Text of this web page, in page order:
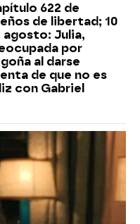
622 de
de libertad; 10
agosto: Julia,
por
al darse
de que no es
con Gabriel